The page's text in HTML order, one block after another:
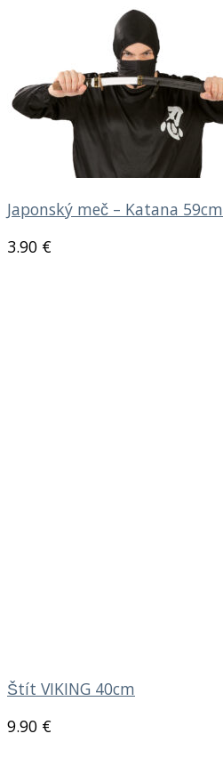
Japonský meč – Katana 59cm
3.90 €
Štít VIKING 40cm
9.90 €